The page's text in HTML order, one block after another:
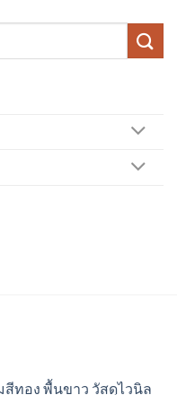
สีทอง พื้นขาว วัสดุไวนิล